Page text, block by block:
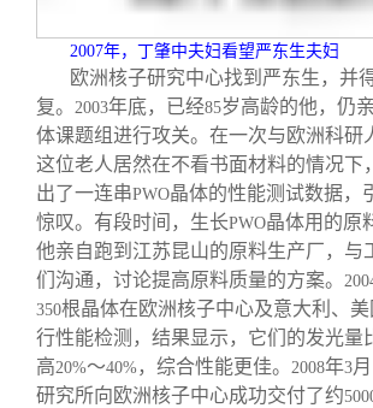
2007年，丁肇中夫妇看望严东生夫妇
欧洲核子研究中心找到严东生，并
复。 2003年底，已经85岁高龄的他，仍
体课题组进行攻关。在一次与欧洲科研
这位老人居然在不看书面材料的情况下
出了一连串PWO晶体的性能测试数据，
惊叹。有段时间，生长PWO晶体用的原
他亲自跑到江苏昆山的原料生产厂，与
们沟通，讨论提高原料质量的方案。
350根晶体在欧洲核子中心及意大利、
行性能检测，结果显示，它们的发光量
高20%～40% ，综合性能更佳。 2008年3
研究所向欧洲核子中心成功交付了约